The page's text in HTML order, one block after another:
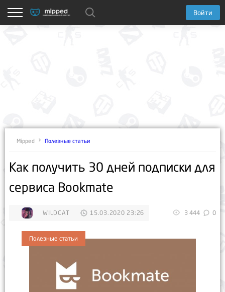
Войти
Mipped Полезные статьи
Как получить 30 дней подписки для
сервиса Bookmate
WILDCAT 15.03.2020 23:26 3 444 0
Полезные статьи